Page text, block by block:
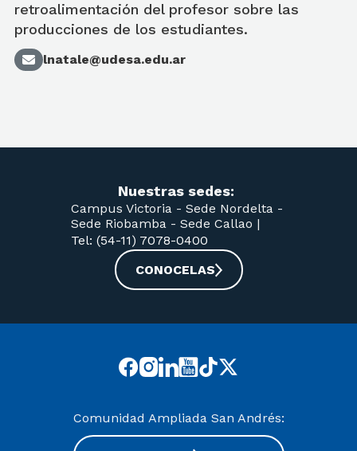
retroalimentación del profesor sobre las
producciones de los estudiantes.
lnatale@udesa.edu.ar
Nuestras sedes:
Campus Victoria - Sede Nordelta -
Sede Riobamba - Sede Callao |
Tel: (54-11) 7078-0400
CONOCELAS
Comunidad Ampliada San Andrés: